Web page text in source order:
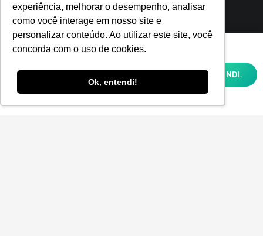
experiência, melhorar o desempenho, analisar
como você interage em nosso site e
personalizar conteúdo. Ao utilizar este site, você
concorda com o uso de cookies.
Ok, entendi!
E-mail
ppov@plannersistemas.com.br
Nossas redes sociais
Utilizamos cookies para oferecer melhor
analisar como você interage em nosso site
e personalizar conteúdo. Ao utilizar este
site, você concorda com o uso de cookies e
nossaPOLÍTICA DE PRIVACIDADE E COOKIES
OK, ENTENDI.